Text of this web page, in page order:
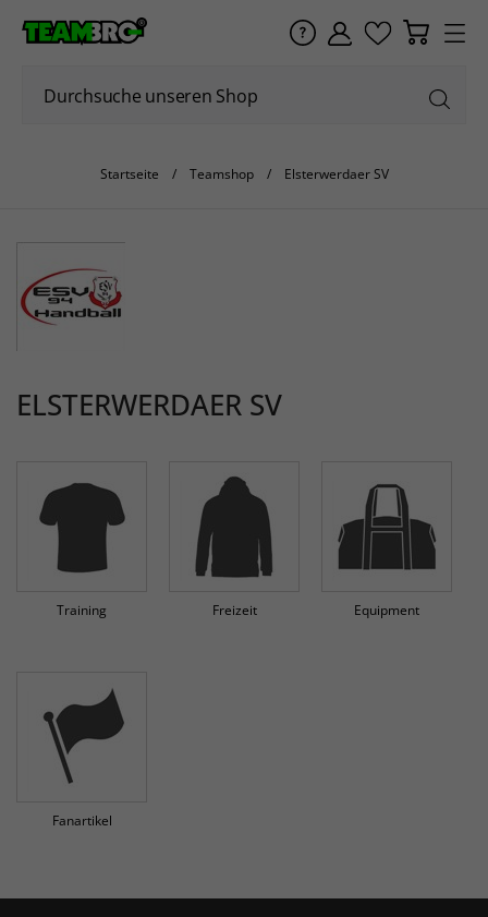
Startseite Teamshop Elsterwerdaer SV
ELSTERWERDAER SV
Training Freizeit Equipment
Fanartikel